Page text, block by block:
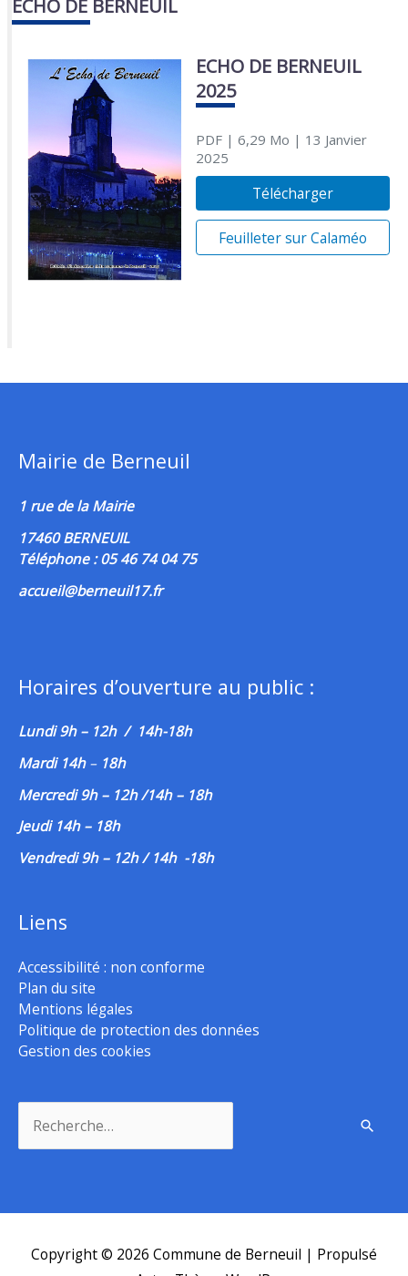
ÉCHO DE BERNEUIL
ECHO DE BERNEUIL
2025
PDF| 6,29 Mo | 13 Janvier
2025
Télécharger
Feuilleter sur Calaméo
Mairie de Berneuil
1 rue de la Mairie
17460 BERNEUIL
Téléphone : 05 46 74 04 75
accueil@berneuil17.fr
Horaires d’ouverture au public :
Lundi 9h – 12h / 14h-18h
Mardi 14h– 18h
Mercredi 9h – 12h /14h – 18h
Jeudi 14h – 18h
Vendredi 9h – 12h / 14h -18h
Liens
Accessibilité : non conforme
Plan du site
Mentions légales
Politique de protection des données
Gestion des cookies
Copyright © 2026 Commune de Berneuil | Propulsé